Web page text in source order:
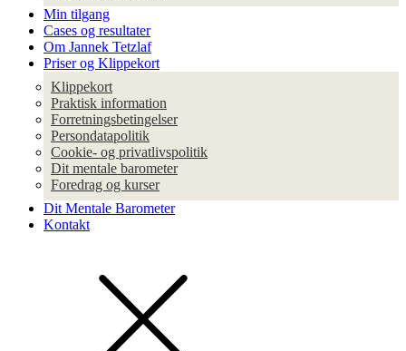
Min tilgang
Cases og resultater
Om Jannek Tetzlaf
Priser og Klippekort
Klippekort
Praktisk information
Forretningsbetingelser
Persondatapolitik
Cookie- og privatlivspolitik
Dit mentale barometer
Foredrag og kurser
Dit Mentale Barometer
Kontakt